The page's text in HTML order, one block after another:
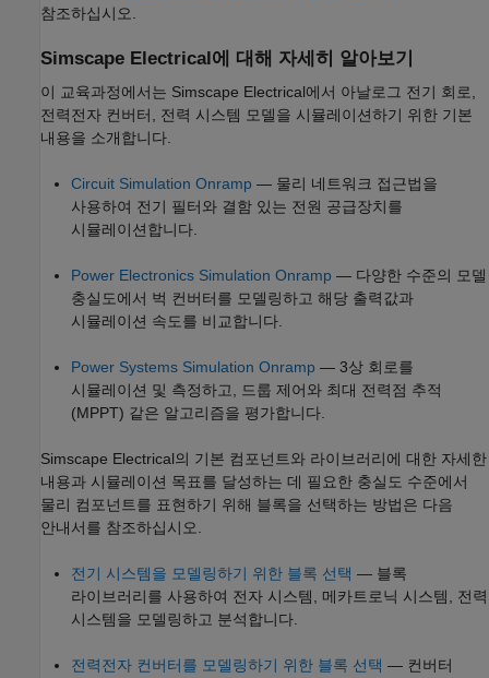
참조하십시오.
Simscape Electrical에 대해 자세히 알아보기
이 교육과정에서는 Simscape Electrical에서 아날로그 전기 회로,
전력전자 컨버터, 전력 시스템 모델을 시뮬레이션하기 위한 기본
내용을 소개합니다.
Circuit Simulation Onramp — 물리 네트워크 접근법을
사용하여 전기 필터와 결함 있는 전원 공급장치를
시뮬레이션합니다.
Power Electronics Simulation Onramp — 다양한 수준의 모델
충실도에서 벅 컨버터를 모델링하고 해당 출력값과
시뮬레이션 속도를 비교합니다.
Power Systems Simulation Onramp — 3상 회로를
시뮬레이션 및 측정하고, 드룹 제어와 최대 전력점 추적
(MPPT) 같은 알고리즘을 평가합니다.
Simscape Electrical의 기본 컴포넌트와 라이브러리에 대한 자세한
내용과 시뮬레이션 목표를 달성하는 데 필요한 충실도 수준에서
물리 컴포넌트를 표현하기 위해 블록을 선택하는 방법은 다음
안내서를 참조하십시오.
전기 시스템을 모델링하기 위한 블록 선택 — 블록
라이브러리를 사용하여 전자 시스템, 메카트로닉 시스템, 전력
시스템을 모델링하고 분석합니다.
전력전자 컨버터를 모델링하기 위한 블록 선택 — 컨버터